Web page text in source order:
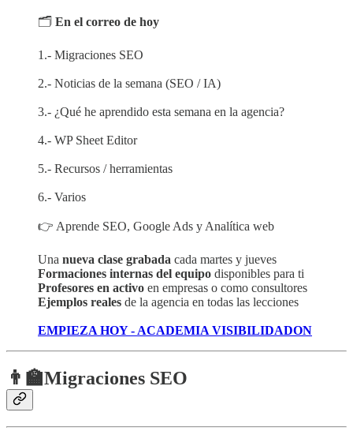
🗂️ En el correo de hoy
1.- Migraciones SEO
2.- Noticias de la semana (SEO / IA)
3.- ¿Qué he aprendido esta semana en la agencia?
4.- WP Sheet Editor
5.- Recursos / herramientas
6.- Varios
👉 Aprende SEO, Google Ads y Analítica web
Una nueva clase grabada cada martes y jueves
Formaciones internas del equipo disponibles para ti
Profesores en activo en empresas o como consultores
Ejemplos reales de la agencia en todas las lecciones
EMPIEZA HOY - ACADEMIA VISIBILIDADON
👨‍🏫Migraciones SEO